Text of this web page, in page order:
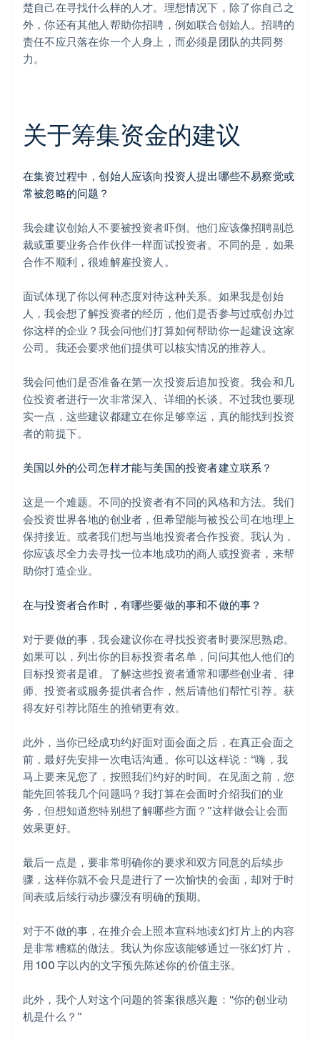
楚自己在寻找什么样的人才。理想情况下，除了你自己之
外，你还有其他人帮助你招聘，例如联合创始人。招聘的
责任不应只落在你一个人身上，而必须是团队的共同努
力。
关于筹集资金的建议
在集资过程中，创始人应该向投资人提出哪些不易察觉或
常被忽略的问题？
我会建议创始人不要被投资者吓倒。他们应该像招聘副总
裁或重要业务合作伙伴一样面试投资者。不同的是，如果
合作不顺利，很难解雇投资人。
面试体现了你以何种态度对待这种关系。如果我是创始
人，我会想了解投资者的经历，他们是否参与过或创办过
你这样的企业？我会问他们打算如何帮助你一起建设这家
公司。我还会要求他们提供可以核实情况的推荐人。
我会问他们是否准备在第一次投资后追加投资。我会和几
位投资者进行一次非常深入、详细的长谈。不过我也要现
实一点，这些建议都建立在你足够幸运，真的能找到投资
者的前提下。
美国以外的公司怎样才能与美国的投资者建立联系？
这是一个难题。不同的投资者有不同的风格和方法。我们
会投资世界各地的创业者，但希望能与被投公司在地理上
保持接近。或者我们想与当地投资者合作投资。我认为，
你应该尽全力去寻找一位本地成功的商人或投资者，来帮
助你打造企业。
在与投资者合作时，有哪些要做的事和不做的事？
对于要做的事，我会建议你在寻找投资者时要深思熟虑。
如果可以，列出你的目标投资者名单，问问其他人他们的
目标投资者是谁。了解这些投资者通常和哪些创业者、律
师、投资者或服务提供者合作，然后请他们帮忙引荐。获
得友好引荐比陌生的推销更有效。
此外，当你已经成功约好面对面会面之后，在真正会面之
前，最好先安排一次电话沟通。你可以这样说：“嗨，我
马上要来见您了，按照我们约好的时间。在见面之前，您
能先回答我几个问题吗？我打算在会面时介绍我们的业
务，但想知道您特别想了解哪些方面？”这样做会让会面
效果更好。
最后一点是，要非常明确你的要求和双方同意的后续步
骤，这样你就不会只是进行了一次愉快的会面，却对于时
间表或后续行动步骤没有明确的预期。
对于不做的事，在推介会上照本宣科地读幻灯片上的内容
是非常糟糕的做法。我认为你应该能够通过一张幻灯片，
用 100 字以内的文字预先陈述你的价值主张。
此外，我个人对这个问题的答案很感兴趣：“你的创业动
机是什么？”